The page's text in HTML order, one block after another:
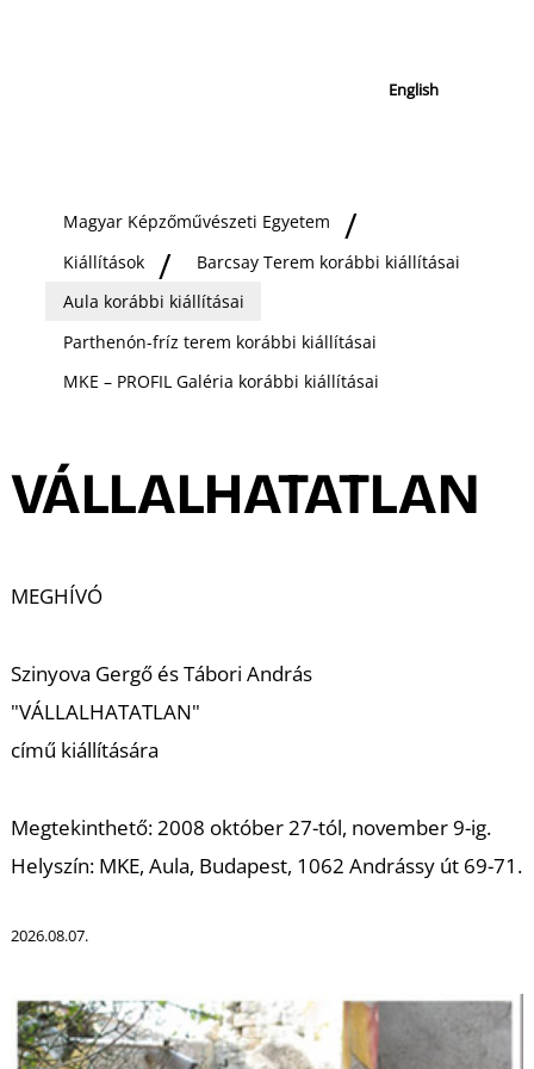
English
Magyar Képzőművészeti Egyetem
Kiállítások
Barcsay Terem korábbi kiállításai
Aula korábbi kiállításai
Parthenón-fríz terem korábbi kiállításai
MKE – PROFIL Galéria korábbi kiállításai
VÁLLALHATATLAN
MEGHÍVÓ
Szinyova Gergő és Tábori András
"VÁLLALHATATLAN"
című kiállítására
Megtekinthető: 2008 október 27-tól, november 9-ig.
Helyszín: MKE, Aula, Budapest, 1062 Andrássy út 69-71.
2026.08.07.